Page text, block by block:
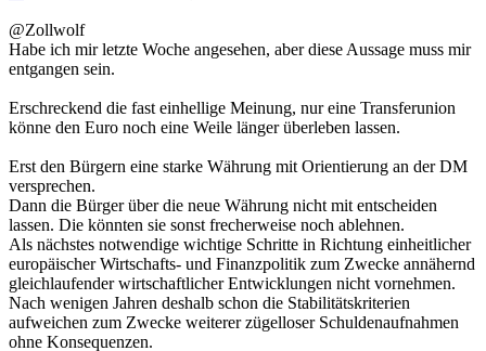
@Zollwolf
Habe ich mir letzte Woche angesehen, aber diese Aussage muss mir
entgangen sein.
Erschreckend die fast einhellige Meinung, nur eine Transferunion
könne den Euro noch eine Weile länger überleben lassen.
Erst den Bürgern eine starke Währung mit Orientierung an der DM
versprechen.
Dann die Bürger über die neue Währung nicht mit entscheiden
lassen. Die könnten sie sonst frecherweise noch ablehnen.
Als nächstes notwendige wichtige Schritte in Richtung einheitlicher
europäischer Wirtschafts- und Finanzpolitik zum Zwecke annähernd
gleichlaufender wirtschaftlicher Entwicklungen nicht vornehmen.
Nach wenigen Jahren deshalb schon die Stabilitätskriterien
aufweichen zum Zwecke weiterer zügelloser Schuldenaufnahmen
ohne Konsequenzen.